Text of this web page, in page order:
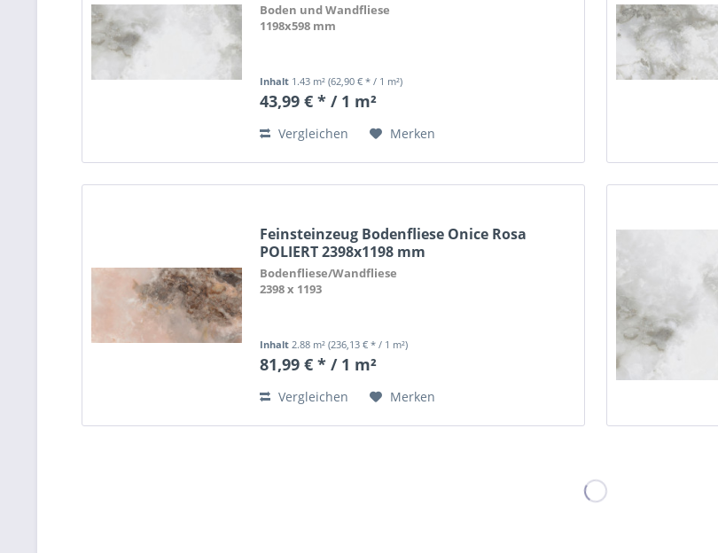
Boden und Wandfliese
1198x598 mm
Inhalt 1.43 m²(62,90 € * / 1 m²)
43,99 € * / 1 m²
Vergleichen Merken
Feinsteinzeug Bodenfliese Onice Rosa
POLIERT 2398x1198 mm
Bodenfliese/Wandfliese
2398 x 1193
Inhalt 2.88 m²(236,13 € * / 1 m²)
81,99 € * / 1 m²
Vergleichen Merken